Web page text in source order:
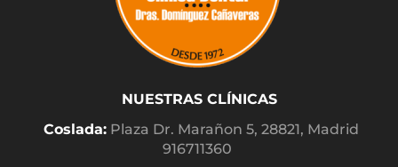
NUESTRAS CLÍNICAS
Coslada: Plaza Dr. Marañon 5, 28821, Madrid
916711360